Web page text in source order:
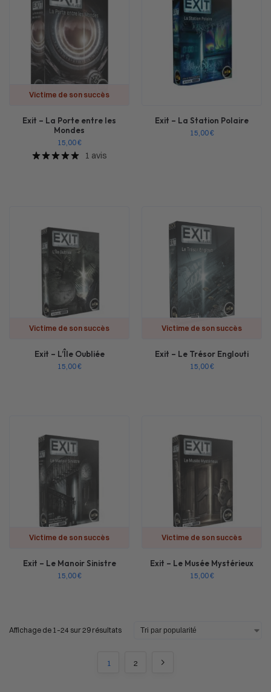
Victime de son succès
Exit – La Porte entre les
Mondes
15,00€
1 avis
Exit – La Station Polaire
15,00€
Victime de son succès
Exit – L’Île Oubliée
15,00€
Victime de son succès
Exit – Le Trésor Englouti
15,00€
Victime de son succès
Exit – Le Manoir Sinistre
15,00€
Victime de son succès
Exit – Le Musée Mystérieux
15,00€
Affichage de 1–24 sur 29 résultats
1 2